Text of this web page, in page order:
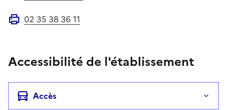
02 35 38 36 11
Accessibilité de l'établissement
Accès